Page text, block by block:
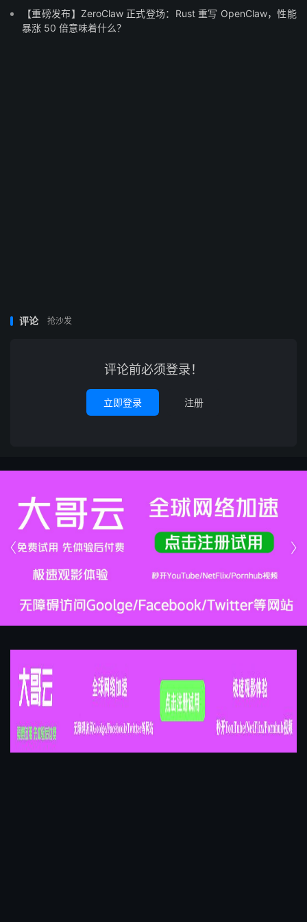
【重磅发布】ZeroClaw 正式登场：Rust 重写 OpenClaw，性能
暴涨 50 倍意味着什么？
评论 抢沙发
评论前必须登录！
立即登录 注册

